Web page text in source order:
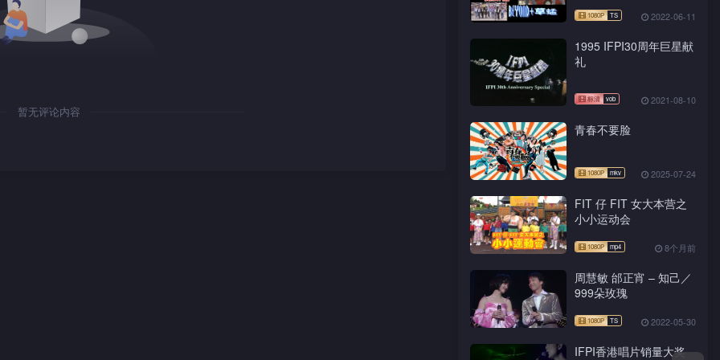
1080P TS
1080P TS
暂无评论内容
2022-06-11
1995 IFPI30周年巨星献
礼
2021-08-10
青春不要脸
2025-07-24
FIT 仔 FIT 女大本营之
小小运动会
8个月前
周慧敏 邰正宵 – 知己／
999朵玫瑰
2022-05-30
IFPI香港唱片销量大奖